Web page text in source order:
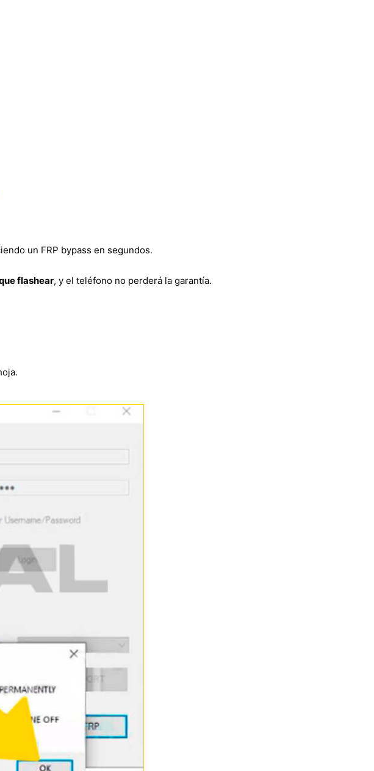
un FRP bypass en segundos.
flashear, y el teléfono no perderá la garantía.